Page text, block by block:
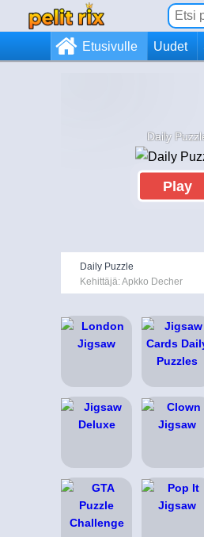
Etusivulle Uudet
Daily
Play
Daily Puzzle
Kehittäjä: Apkko Decher